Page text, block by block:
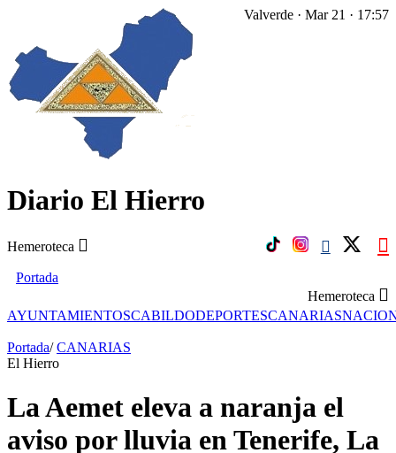
Diario El Hierro
Hemeroteca
Valverde · Mar 21 · 17:57
Portada
Hemeroteca
AYUNTAMIENTOSCABILDODEPORTESCANARIAS
Portada/ CANARIAS
El Hierro
La Aemet eleva a naranja el
aviso por lluvia en Tenerife, La